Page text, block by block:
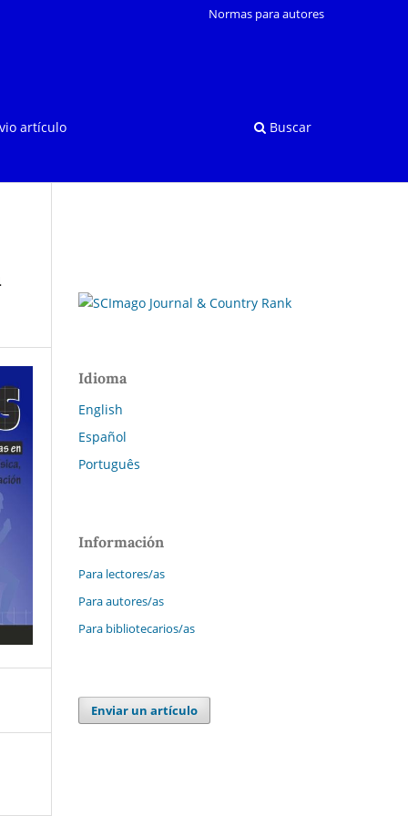
artículo Buscar
Normas para autores
Idioma
English
Español
Português
Información
Para lectores/as
Para autores/as
Para bibliotecarios/as
Enviar un artículo